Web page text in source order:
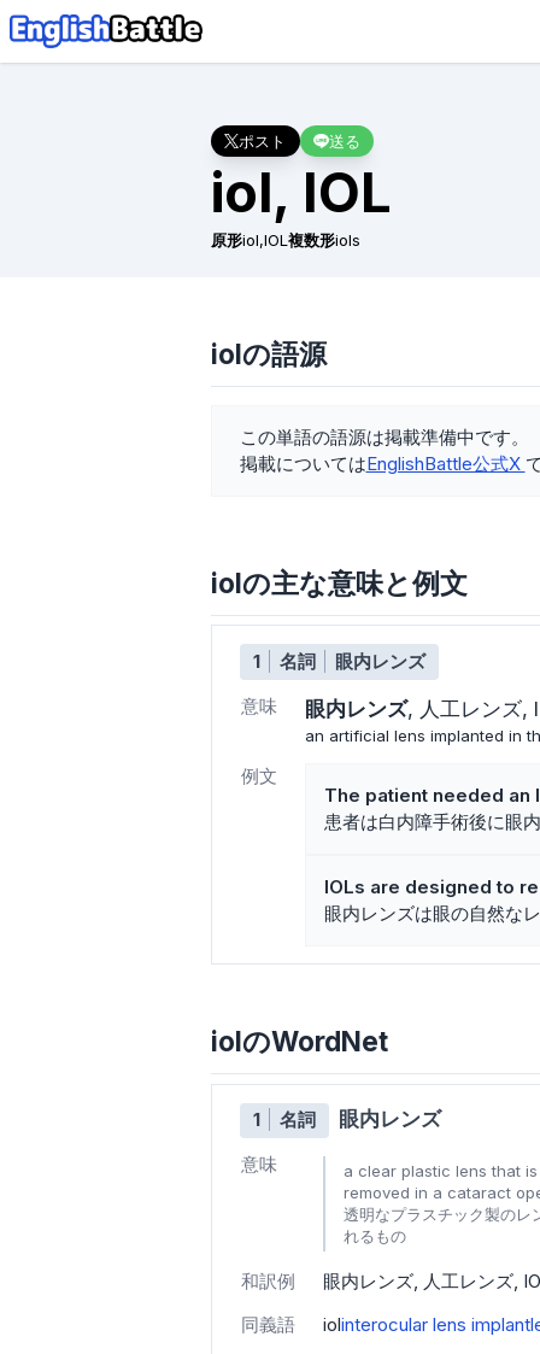
ポスト 送る
iol, IOL
原形iol,IOL 複数形iols
iolの語源
この単語の語源は掲載準備中です。
掲載についてはEnglishBattle公式X
iolの主な意味と例文
1 名詞
眼内レンズ
意味
眼内レンズ 人工レンズ
an artificial lens implanted in
例文
The patient needed an
患者は白内障手術後に眼
IOLs are designed to
眼内レンズは眼の自然な
iolのWordNet
1 名詞 眼内レンズ
意味
a clear plastic lens that
removed in a cataract
透明なプラスチック製のレ
れるもの
和訳例 眼内レンズ 人工レンズ
同義語
iolinterocular lens implant